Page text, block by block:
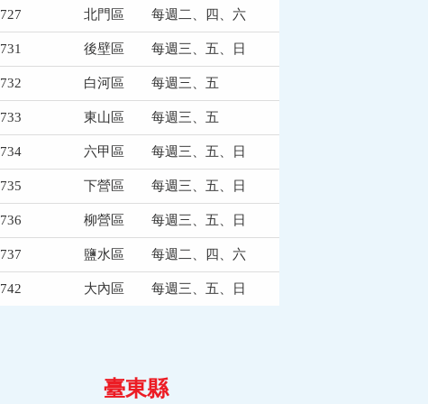
727 北門區 每週二、四、六
731 後壁區 每週三、五、日
732 白河區 每週三、五
733 東山區 每週三、五
734 六甲區 每週三、五、日
735 下營區 每週三、五、日
736 柳營區 每週三、五、日
737 鹽水區 每週二、四、六
742 大內區 每週三、五、日
臺東縣